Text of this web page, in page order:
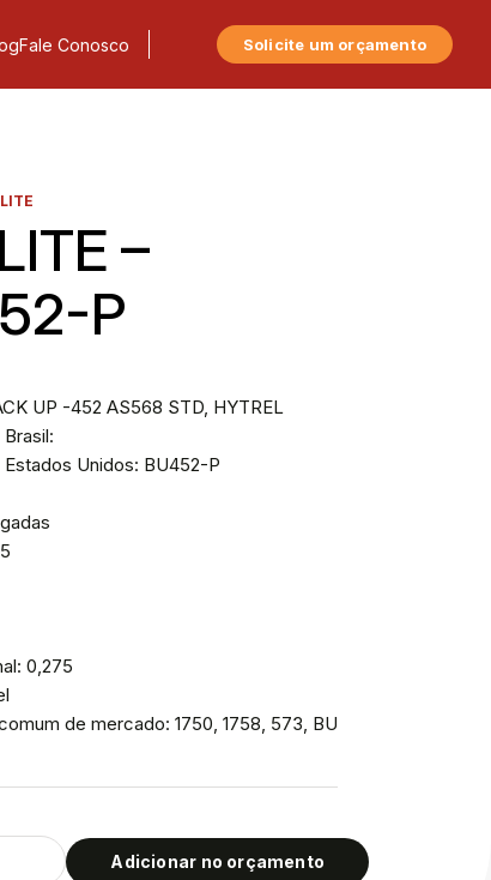
Fale Conosco Solicite um orçamento
–
P
UP -452 AS568 STD, HYTREL
Unidos: BU452-P
0,275
de mercado: 1750, 1758, 573, BU
Adicionar no orçamento